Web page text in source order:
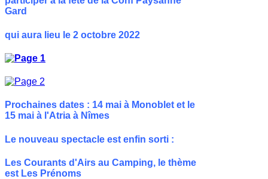
Gard
qui aura lieu le 2 octobre 2022
Prochaines dates : 14 mai à Monoblet et le
15 mai à l'Atria à Nîmes
Le nouveau spectacle est enfin sorti :
Les Courants d'Airs au Camping, le thème
est Les Prénoms